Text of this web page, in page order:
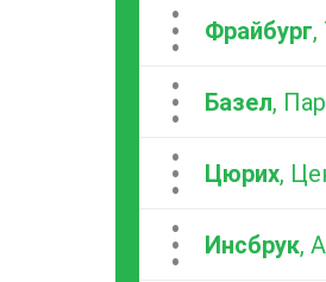
...Фрайбург,
...Базел,
...Цюрих,
...Инсбрук,